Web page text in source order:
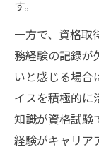
す。
一方で、資格取
務経験の記録が
いと感じる場合
イスを積極的に
知識が資格試験
経験がキャリア